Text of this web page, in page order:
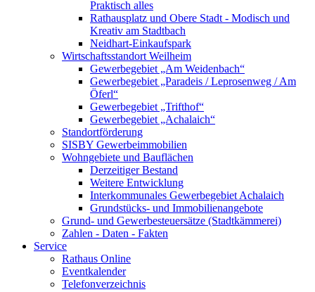
Praktisch alles
Rathausplatz und Obere Stadt - Modisch und
Kreativ am Stadtbach
Neidhart-Einkaufspark
Wirtschaftsstandort Weilheim
Gewerbegebiet „Am Weidenbach“
Gewerbegebiet „Paradeis / Leprosenweg / Am
Öferl“
Gewerbegebiet „Trifthof“
Gewerbegebiet „Achalaich“
Standortförderung
SISBY Gewerbeimmobilien
Wohngebiete und Bauflächen
Derzeitiger Bestand
Weitere Entwicklung
Interkommunales Gewerbegebiet Achalaich
Grundstücks- und Immobilienangebote
Grund- und Gewerbesteuersätze (Stadtkämmerei)
Zahlen - Daten - Fakten
Service
Rathaus Online
Eventkalender
Telefonverzeichnis